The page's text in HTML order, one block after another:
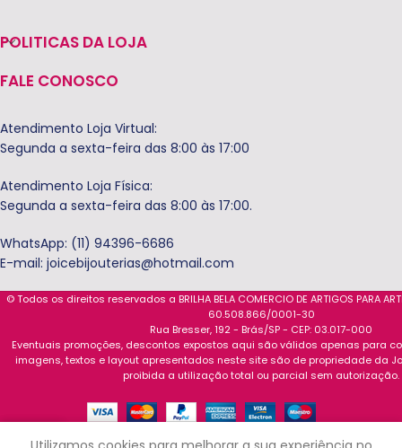
POLITICAS DA LOJA
FALE CONOSCO
Atendimento Loja Virtual:
Segunda a sexta-feira das 8:00 às 17:00
Atendimento Loja Física:
Segunda a sexta-feira das 8:00 às 17:00.
WhatsApp: (11) 94396-6686
E-mail: joicebijouterias@hotmail.com
© Todos os direitos reservados a BRILHA BELA COMERCIO DE ARTIGOS PARA
60.508.866/0001-30
Rua Bresser, 192 - Brás/SP - CEP: 03.017-000
Eventuais promoções, descontos expostos aqui são válidos apenas para
imagens, textos e layout apresentados neste site são de propriedade da
proibida a utilização total ou parcial sem autorização.